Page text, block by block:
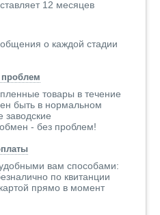
12 месяцев
о каждой стадии
проблем
товары в течение
быть в нормальном
заводские
- без проблем!
вам способами:
по квитанции
прямо в момент